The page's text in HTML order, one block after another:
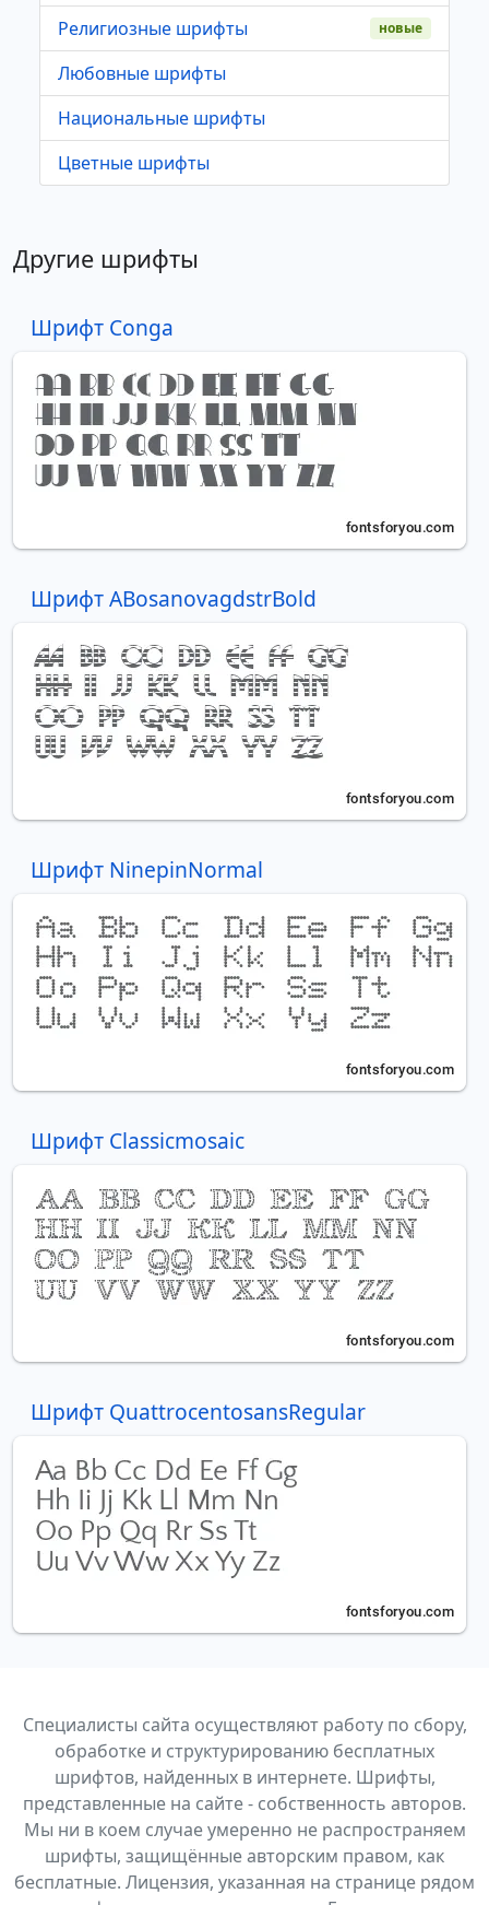
Религиозные шрифты
новые
Любовные шрифты
Национальные шрифты
Цветные шрифты
Другие шрифты
Шрифт Conga
Шрифт ABosanovagdstrBold
Шрифт NinepinNormal
Шрифт Classicmosaic
Шрифт QuattrocentosansRegular
Специалисты сайта осуществляют работу по сбору,
обработке и структурированию бесплатных
шрифтов, найденных в интернете. Шрифты,
представленные на сайте - собственность авторов.
Мы ни в коем случае умеренно не распространяем
шрифты, защищённые авторским правом, как
бесплатные. Лицензия, указанная на странице рядом